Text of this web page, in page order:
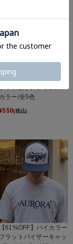
ット柄ラメソックス/
カラー/全5色
550(税込)
【61%OFF】バイカラー
フラットバイザーキャッ